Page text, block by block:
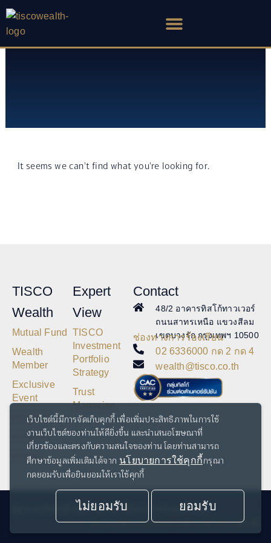
Skip
content
It seems we can't find what you're looking for.
TISCO
Wealth
Mutual Fund
Wealth
Member
Exclusive
Event
Privilege
Awards
Article
Expert
View
TISCO
Investment
Portfolio
Strategy
Trust
Magazine
Contact
48/2 อาคารทิสโก้ทาวเวอร์
ถนนสาทรเหนือ แขวงสีลม
เขตบางรัก กรุงเทพฯ 10500
ช่องทางการร้องเรียน
02 6336000 กด 2 กด 4
wealth@tisco.co.th
@สงวนลิขสิทธิ์ 2567 ธนาคารทิสโก้ จำกัด (มหาชน)
ประกาศความเป็นส่วนตัว | คำสงวนสิทธิ์
เว็บไซต์นี้มีการจัดเก็บคุกกี้ เพื่อเพิ่มประสิทธิภาพในการใช้
งานเว็บไซต์ของท่านให้ดียิ่งขึ้น และนำเสนอโฆษณาที่
เกี่ยวข้องและตรงกับความสนใจของท่าน โดยท่านสามารถ
ศึกษาข้อมูลเพิ่มเติมได้จาก นโยบายการใช้คุกกี้กรุณา
กดยอมรับเพื่อยินยอมให้เราใช้คุกกี้
ไม่ยอมรับ ยอมรับ